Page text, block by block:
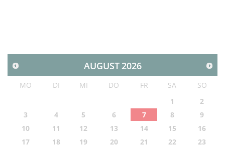
AUGUST2026
MO DI MI DO FR SA
SO
1
2
3
4 5 6 7 8
9
10
11 12 13 14 15
16
17
18 19 20 21 22
23